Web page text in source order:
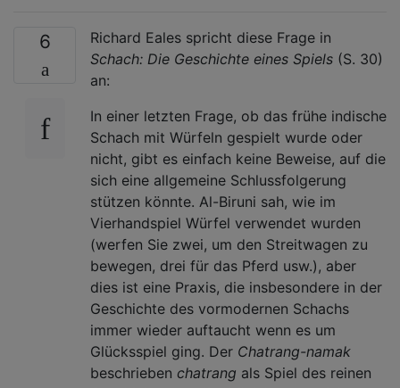
6
Richard Eales spricht diese Frage in
Schach: Die Geschichte eines Spiels (S. 30)
an:
In einer letzten Frage, ob das frühe indische
Schach mit Würfeln gespielt wurde oder
nicht, gibt es einfach keine Beweise, auf die
sich eine allgemeine Schlussfolgerung
stützen könnte. Al-Biruni sah, wie im
Vierhandspiel Würfel verwendet wurden
(werfen Sie zwei, um den Streitwagen zu
bewegen, drei für das Pferd usw.), aber
dies ist eine Praxis, die insbesondere in der
Geschichte des vormodernen Schachs
immer wieder auftaucht wenn es um
Glücksspiel ging. Der Chatrang-namak
beschrieben chatrang als Spiel des reinen